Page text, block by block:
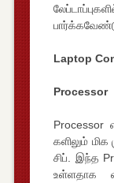
Laptop
Processor
Processor
களிலும்
சிப். இந்த
உள்ளதாக